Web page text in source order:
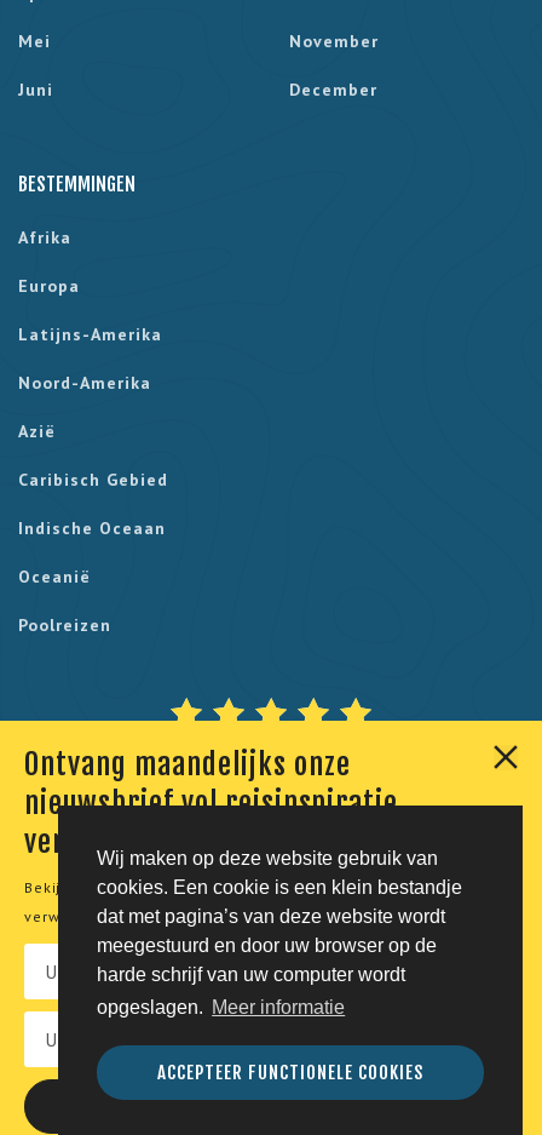
Wij maken op deze website gebruik van
cookies. Een cookie is een klein bestandje
dat met pagina’s van deze website wordt
meegestuurd en door uw browser op de
harde schrijf van uw computer wordt
opgeslagen. Meer informatie
ACCEPTEER FUNCTIONELE COOKIES
Ontvang maandelijks onze
nieuwsbrief vol reisinspiratie,
verhalen en aanbiedingen
Bekijk onzeprivacyverklaringvoor meer informatie over de
verwerking van uw persoonsgegevens.
Mei
Juni
November
December
BESTEMMINGEN
Afrika
Europa
Latijns-Amerika
Noord-Amerika
Azië
Caribisch Gebied
Indische Oceaan
Oceanië
Poolreizen
Onze klanten geven ons een 9,7. Berekend uit 230
reviews.
© Tico Reizen 2026 - Privé-reizen op maat
Developing magic by
Vacatures